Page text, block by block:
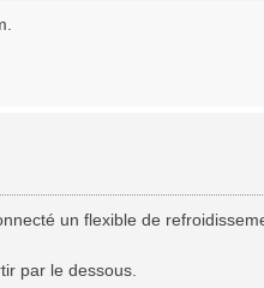
un flexible de
par le dessous.